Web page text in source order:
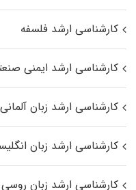
کارشناسی ارشد فلسفه
کارشناسی ارشد ایمنی
کارشناسی ارشد زبان آلمانی
کارشناسی ارشد زبان
کارشناسی ارشد زبان روسی